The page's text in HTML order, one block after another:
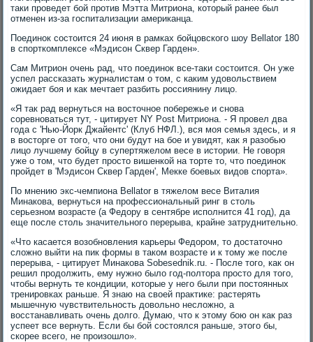
таки проведет бой против Мэтта Митриона, который ранее был
отменен из-за госпитализации американца.
Поединок состоится 24 июня в рамках бойцовского шоу Bellator 180
в спорткомплексе «Мэдисон Сквер Гарден».
Сам Митрион очень рад, что поединок все-таки состоится. Он уже
успел рассказать журналистам о том, с каким удовольствием
ожидает боя и как мечтает разбить россиянину лицо.
«Я так рад вернуться на восточное побережье и снова
соревноваться тут, - цитирует NY Post Митриона. - Я провел два
года с 'Нью-Йорк Джайентс' (Клуб НФЛ.), вся моя семья здесь, и я
в восторге от того, что они будут на бое и увидят, как я разобью
лицо лучшему бойцу в супертяжелом весе в истории. Не говоря
уже о том, что будет просто вишенкой на торте то, что поединок
пройдет в 'Мэдисон Сквер Гарден', Мекке боевых видов спорта».
По мнению экс-чемпиона Bellator в тяжелом весе Виталия
Минакова, вернуться на профессиональный ринг в столь
серьезном возрасте (а Федору в сентябре исполнится 41 год), да
еще после столь значительного перерыва, крайне затруднительно.
«Что касается возобновления карьеры Федором, то достаточно
сложно выйти на пик формы в таком возрасте и к тому же после
перерыва, - цитирует Минакова Sobesednik.ru. - После того, как он
решил продолжить, ему нужно было год-полтора просто для того,
чтобы вернуть те кондиции, которые у него были при постоянных
тренировках раньше. Я знаю на своей практике: растерять
мышечную чувствительность довольно несложно, а
восстанавливать очень долго. Думаю, что к этому бою он как раз
успеет все вернуть. Если бы бой состоялся раньше, этого бы,
скорее всего, не произошло».